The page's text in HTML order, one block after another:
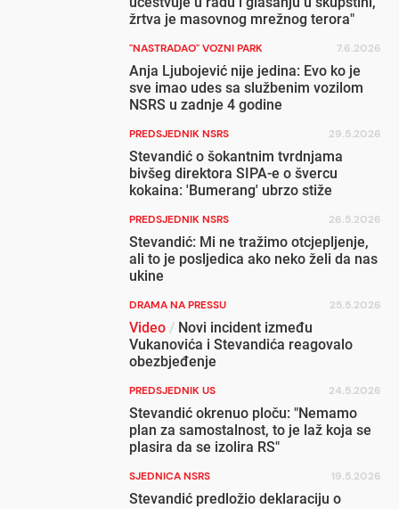
žrtva je masovnog mrežnog terora"
"NASTRADAO" VOZNI PARK 7.6.2026
Anja Ljubojević nije jedina: Evo ko je
sve imao udes sa službenim vozilom
NSRS u zadnje 4 godine
PREDSJEDNIK NSRS 29.5.2026
Stevandić o šokantnim tvrdnjama
bivšeg direktora SIPA-e o švercu
kokaina: 'Bumerang' ubrzo stiže
PREDSJEDNIK NSRS 26.5.2026
Stevandić: Mi ne tražimo otcjepljenje,
ali to je posljedica ako neko želi da nas
ukine
DRAMA NA PRESSU 25.5.2026
Video / Novi incident između
Vukanovića i Stevandića reagovalo
obezbjeđenje
PREDSJEDNIK US 24.5.2026
Stevandić okrenuo ploču: "Nemamo
plan za samostalnost, to je laž koja se
plasira da se izolira RS"
SJEDNICA NSRS 19.5.2026
Stevandić predložio deklaraciju o